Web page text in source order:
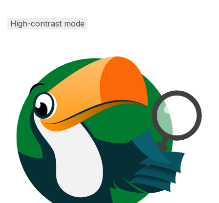
High-contrast mode